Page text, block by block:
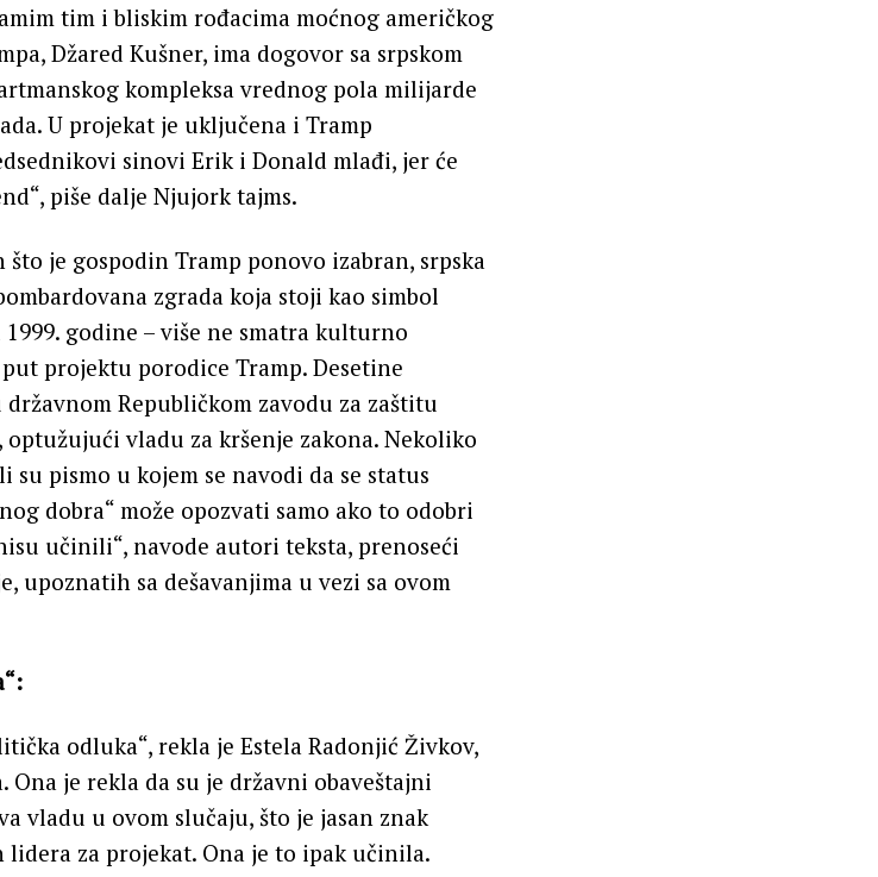
tim i bliskim rođacima moćnog američkog
Džared Kušner, ima dogovor sa srpskom
kompleksa vrednog pola milijarde
U projekat je uključena i Tramp
sinovi Erik i Donald mlađi, jer će
piše dalje Njujork tajms.
je gospodin Tramp ponovo izabran, srpska
zgrada koja stoji kao simbol
godine – više ne smatra kulturno
projektu porodice Tramp. Desetine
Republičkom zavodu za zaštitu
vladu za kršenje zakona. Nekoliko
pismo u kojem se navodi da se status
dobra“ može opozvati samo ako to odobri
učinili“, navode autori teksta, prenoseći
upoznatih sa dešavanjima u vezi sa ovom
odluka“, rekla je Estela Radonjić Živkov,
je rekla da su je državni obaveštajni
vladu u ovom slučaju, što je jasan znak
za projekat. Ona je to ipak učinila.